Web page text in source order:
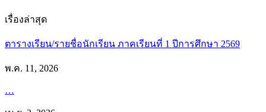
เรื่องล่าสุด
ตารางเรียน/รายชื่อนักเรียน ภาคเรียนที่ 1 ปีการศึกษา 2569
พ.ค. 11, 2026
…